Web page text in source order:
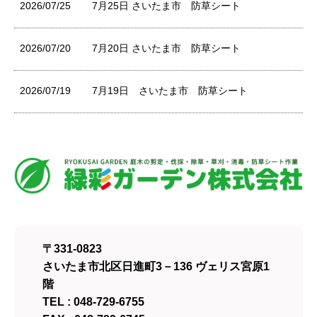
2026/07/25 7月25日 さいたま市 防草シート
2026/07/20 7月20日 さいたま市 防草シート
2026/07/19 7月19日 さいたま市 防草シート
〒331-0823
さいたま市北区日進町3－136 ヴェリス宮原1
階
TEL : 048-729-6755